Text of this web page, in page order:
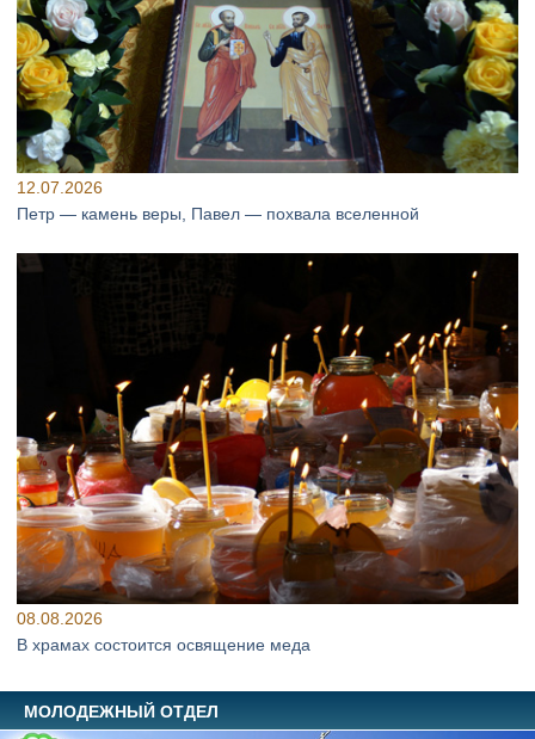
12.07.2026
Петр — камень веры, Павел — похвала вселенной
08.08.2026
В храмах состоится освящение меда
МОЛОДЕЖНЫЙ ОТДЕЛ